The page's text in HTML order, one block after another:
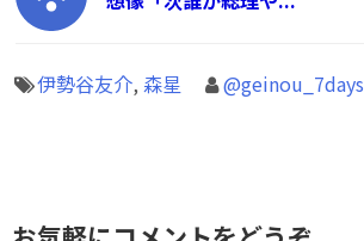
伊勢谷友介, 森星 @geinou_7days